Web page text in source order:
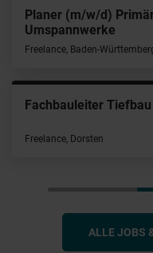
Fachbauleiter
Freelance, Dorsten
Planer (m/w/d)
Umspannwerke
Freelance, Baden-
ALLE JOBS